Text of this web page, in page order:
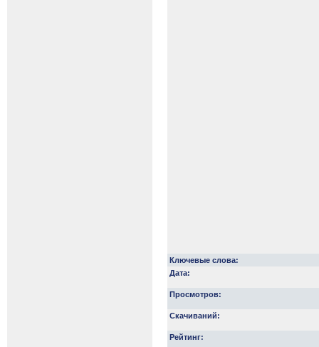
Ключевые слова:
Дата:
Просмотров:
Скачиваний:
Рейтинг: